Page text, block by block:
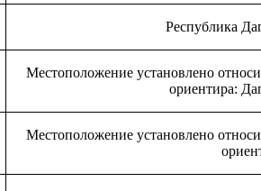
Республика
Местоположение установлено
ориентира:
Местоположение установлено